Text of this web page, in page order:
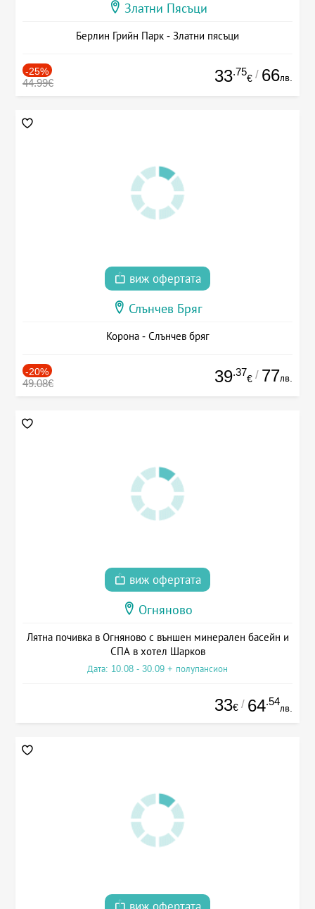
Златни Пясъци
Берлин Грийн Парк - Златни пясъци
-25%
44.99€ 33.75
€ / 66лв.
виж офертата
Слънчев Бряг
Корона - Слънчев бряг
-20%
49.08€ 39.37
€ / 77лв.
виж офертата
Огняново
Лятна почивка в Огняново с външен минерален басейн и
СПА в хотел Шарков
Дата: 10.08 - 30.09 + полупансион
33€ / 64.54
лв.
виж офертата